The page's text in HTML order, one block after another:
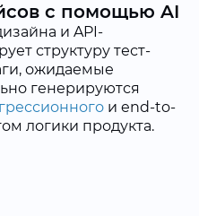
с помощью AI
и API-
структуру тест-
ожидаемые
генерируются
и end-to-
логики продукта.